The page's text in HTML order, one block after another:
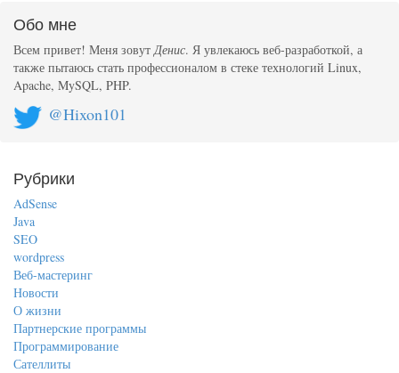
Обо мне
Всем привет! Меня зовутДенис. Я увлекаюсь веб-разработкой, а
также пытаюсь стать профессионалом в стеке технологий Linux,
Apache, MySQL, PHP.
@Hixon101
Рубрики
AdSense
Java
SEO
wordpress
Веб-мастеринг
Новости
О жизни
Партнерские программы
Программирование
Сателлиты